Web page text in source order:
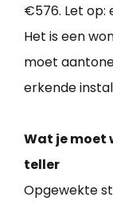
€576. Let op:
Het is een
moet
erkende
Wat je moet
teller
Opgewekte